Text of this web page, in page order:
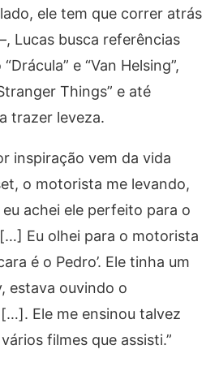
ele tem que correr atrás
Lucas busca referências
e “Van Helsing”,
Things” e até
trazer leveza.
inspiração vem da vida
o motorista me levando,
achei ele perfeito para o
Eu olhei para o motorista
é o Pedro’. Ele tinha um
estava ouvindo o
Ele me ensinou talvez
filmes que assisti.”